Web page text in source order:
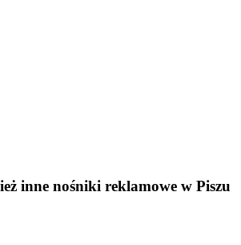
inne nośniki reklamowe w Piszu